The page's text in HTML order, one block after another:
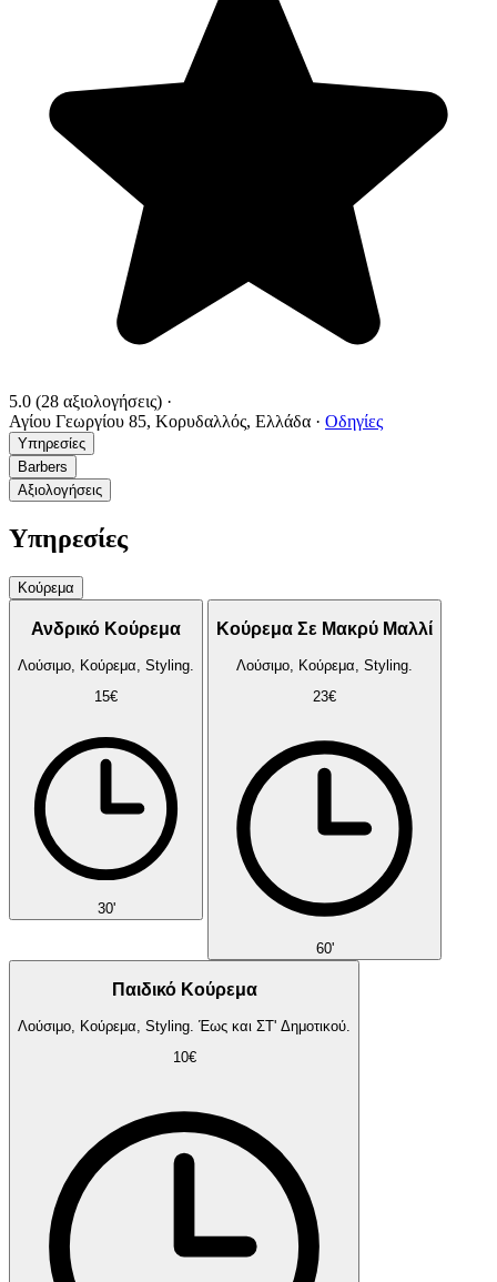
5.0 (28 αξιολογήσεις) ·
Αγίου Γεωργίου 85, Κορυδαλλός, Ελλάδα · Οδηγίες
Υπηρεσίες
Barbers
Αξιολογήσεις
Υπηρεσίες
Κούρεμα
Ανδρικό Κούρεμα
Λούσιμο, Κούρεμα, Styling.
15€
30'
Κούρεμα Σε Μακρύ Μαλλί
Λούσιμο, Κούρεμα, Styling.
23€
60'
Παιδικό Κούρεμα
Λούσιμο, Κούρεμα, Styling. Έως και ΣΤ' Δημοτικού.
10€